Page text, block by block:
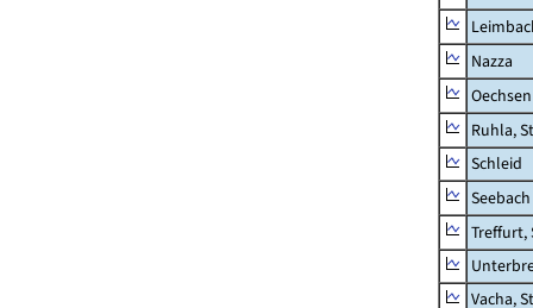
Nazza
Oechsen
Ruhla,
Schleid
Seebach
Treffurt,
Vacha,